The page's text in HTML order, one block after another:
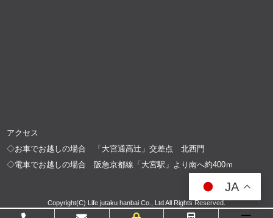
アクセス
◇お車でお越しの場合 「大宮通高辻」交差点 北西門
◇電車でお越しの場合 阪急京都線「大宮駅」より南へ約400ｍ
Copyright(C) Life jutaku hanbai Co., Ltd All Rights Reserved.
JA